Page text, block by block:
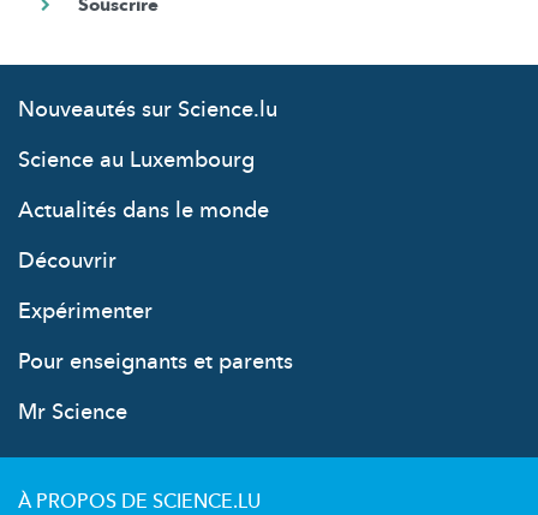
Nouveautés sur Science.lu
Science au Luxembourg
Actualités dans le monde
Découvrir
Expérimenter
Pour enseignants et parents
Mr Science
À PROPOS DE SCIENCE.LU